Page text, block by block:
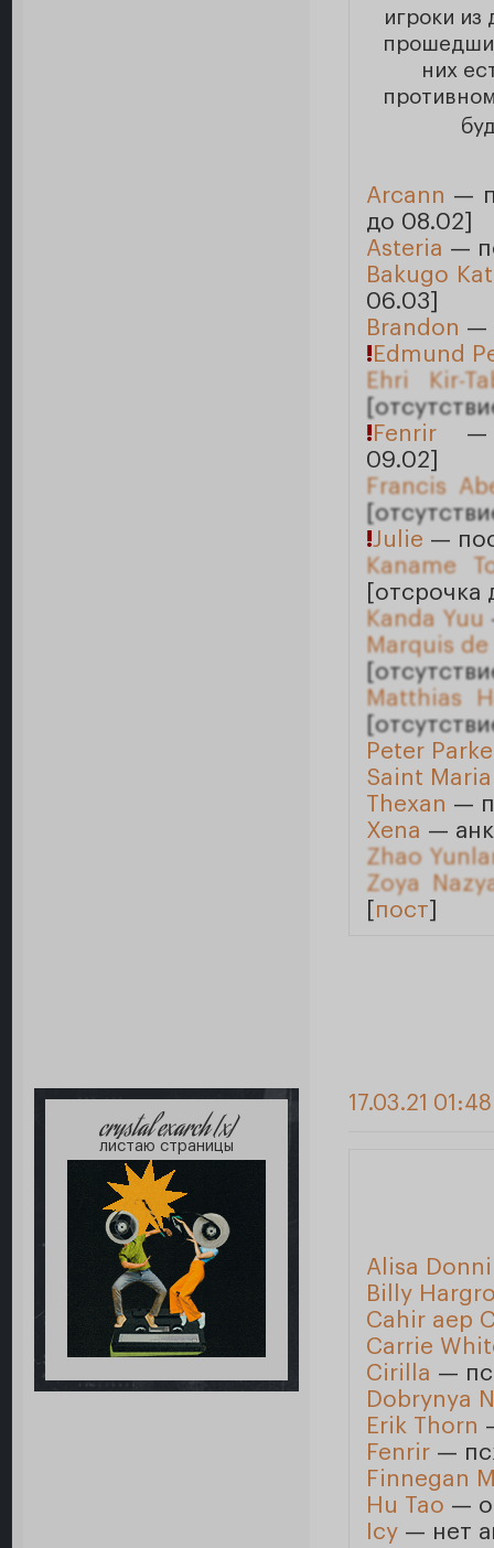
игроки из
них
Arcann —
до 08.02]
Asteria —
Bakugo
06.03]
Brandon —
!Edmund
Ehri Kir-
!Fenrir —
09.02]
Francis
!Julie —
Kaname
[отсрочка
Kanda Yuu
Marquis
Matthias
Peter
Saint Maria
Thexan —
Xena —
Zhao
Zoya
[пост]
crystal exarch [x]
листаю страницы
17.03.21
Alisa
Billy
Cahir aep
Carrie
Cirilla —
Dobrynya
Erik Thorn
Fenrir —
Finnegan
Hu Tao —
Icy — нет